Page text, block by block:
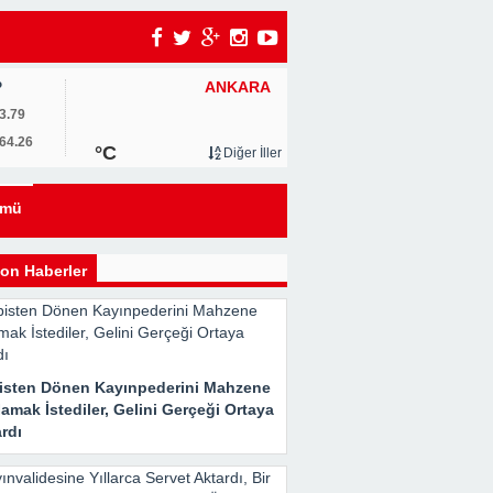
ANKARA
°C Diğer İller
Haberler
Dönen Kayınpederini Mahzene
İstediler, Gelini Gerçeği Ortaya